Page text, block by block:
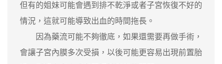
但有的姐妹可能會遇到排不乾淨或者子宮恢復不好的
情況，這就可能導致出血的時間拖長。
因為藥流可能不夠徹底，如果還需要再做手術，
會讓子宮內膜多次受損，以後可能更容易出現前置胎